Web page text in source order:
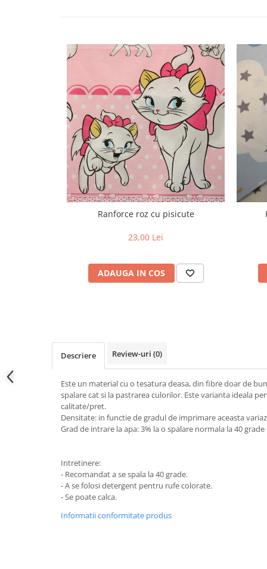
Ranforce roz cu pisicute
23,00 Lei
ADAUGA IN COS
Descriere Review-uri (0)
Este un material cu o tesatura deasa, din fibre doar de
spalare cat si la pastrarea culorilor. Este varianta ideala
calitate/pret.
Densitate: in functie de gradul de imprimare aceasta
Grad de intrare la apa: 3% la o spalare normala la 40 grade
Intretinere:
- Recomandat a se spala la 40 grade.
- A se folosi detergent pentru rufe colorate.
- Se poate calca.
Informatii conformitate produs